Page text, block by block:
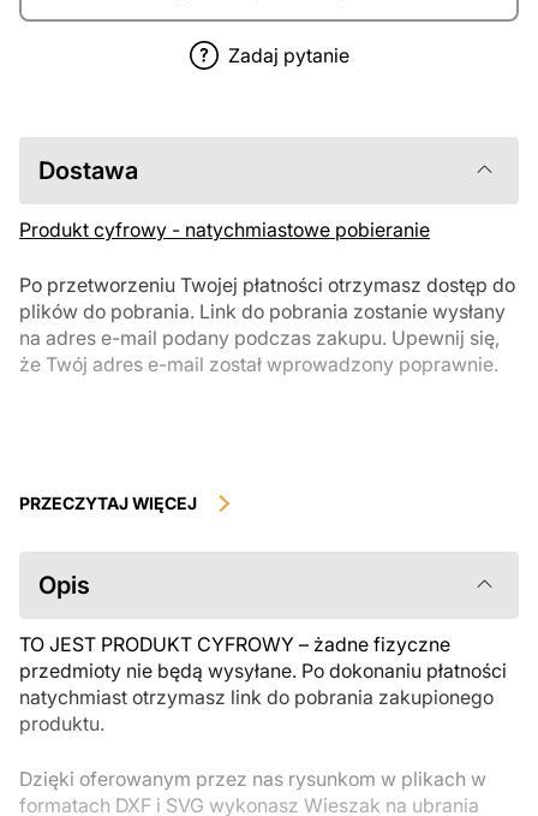
Zadaj pytanie
Dostawa
Produkt cyfrowy - natychmiastowe pobieranie
Po przetworzeniu Twojej płatności otrzymasz dostęp do
plików do pobrania. Link do pobrania zostanie wysłany
na adres e-mail podany podczas zakupu. Upewnij się,
że Twój adres e-mail został wprowadzony poprawnie.
podlegają zwrotowi ani wymianie po ich pobraniu. Zalecamy
przed zakupem. Jeśli masz jakiekolwiek problemy z zamówieniem,
skontaktuj się bezpośrednio ze sprzedawcą.
PRZECZYTAJ WIĘCEJ
Opis
TO JEST PRODUKT CYFROWY – żadne fizyczne
przedmioty nie będą wysyłane. Po dokonaniu płatności
natychmiast otrzymasz link do pobrania zakupionego
produktu.
Dzięki oferowanym przez nas rysunkom w plikach w
formatach DXF i SVG wykonasz Wieszak na ubrania